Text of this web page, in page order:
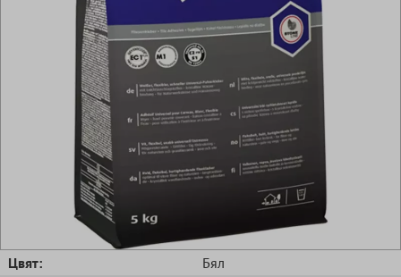
Цвят:
Бял